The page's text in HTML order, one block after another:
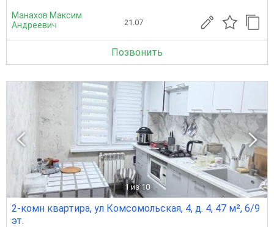
Манахов Максим
Андреевич
21.07
Позвонить
1 из 10
2-комн квартира, ул Комсомольская, 4, д. 4, 47 м², 6/9
эт.